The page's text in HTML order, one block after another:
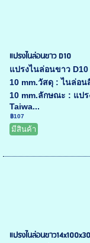
แปรงไนล่อนขาว D10
แปรงไนล่อนขาว
10 mm.วัสดุ : ไนล่อ
10 mm.ลักษณะ : แป
Taiwa...
฿107
มีสินค้า
แปรงไนล่อนขาว